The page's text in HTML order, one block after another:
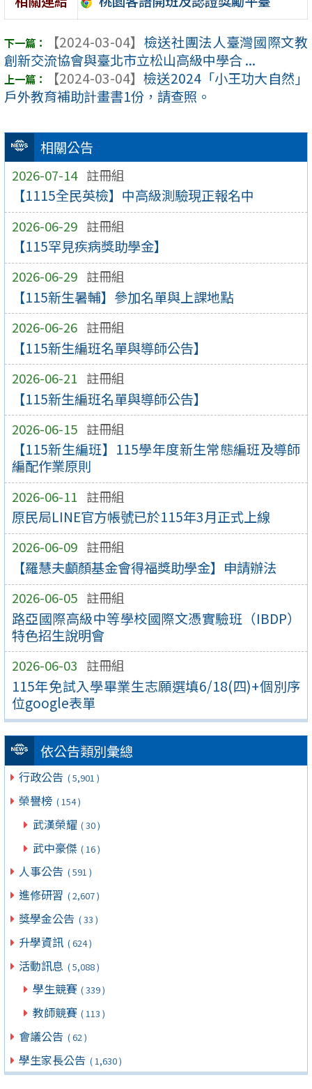
相關公告
2026-07-14 註冊組
【1115全民英檢】中高級測驗現正報名中
2026-06-29 註冊組
【115罕見疾病獎助學金】
2026-06-29 註冊組
【115新生暑輔】參加名單與上課地點
2026-06-26 註冊組
【115新生編班名單與導師公告】
2026-06-21 註冊組
【115新生編班名單與導師公告】
2026-06-15 註冊組
【115新生編班】115學年度新生常態編班及導師
編配作業原則
2026-06-11 註冊組
原民局LINE官方帳號已於115年3月正式上線
2026-06-09 註冊組
【羅慧夫顱顏基金會得福獎助學金】申請辦法
2026-06-05 註冊組
路亞國際高級中等學校國際文憑實驗班（IBDP）
特色招生說明會
2026-06-03 註冊組
115年免試入學畢業生志願選填6/18(四)+個別序
位google表單
依公告類別彙總
行政公告 ( 5,901 )
榮譽榜 ( 154 )
武漢榮耀 ( 30 )
武中豪傑 ( 16 )
人事公告 ( 591 )
進修研習 ( 2,607 )
獎學金公告 ( 33 )
升學資訊 ( 624 )
活動訊息 ( 5,088 )
學生競賽 ( 339 )
教師競賽 ( 113 )
會議公告 ( 62 )
學生家長公告 ( 1,630 )
【2024-03-04】 檢送社團法人臺灣國際文教
創新交流協會與臺北市立松山高級中學合 ...
【2024-03-04】 檢送2024「小王功大自然」
戶外教育補助計畫書1份，請查照。